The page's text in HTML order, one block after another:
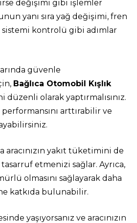
değişimi gibi işlemler
yanı sıra yağ değişimi, fren
kontrolü gibi adımlar
güvenle
Bağlıca Otomobil Kışlık
düzenli olarak yaptırmalısınız.
performansını arttırabilir ve
aracınızın yakıt tüketimini de
etmenizi sağlar. Ayrıca,
olmasını sağlayarak daha
katkıda bulunabilir.
yaşıyorsanız ve aracınızın